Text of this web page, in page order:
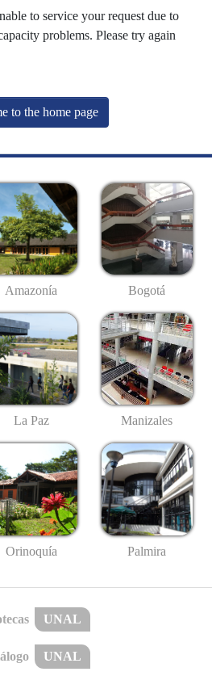
to service your request due to
problems. Please try again
to the home page
Amazonía Bogotá
La Paz Manizales
Orinoquía Palmira
UNAL
UNAL